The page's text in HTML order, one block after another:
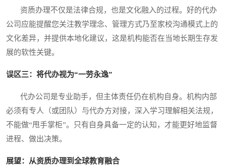
资质办理不仅是法律合规，也是文化融入的过程。好的代办
公司应能提醒您关注教学理念、管理方式乃至家校沟通模式上的
文化差异，并提供本地化建议，这是机构能否在当地长期生存发
展的软性关键。
误区三：将代办视为“一劳永逸”
代办公司是专业助手，但主体责任仍在机构自身。机构内部
必须有专人（或团队）与代办方对接，深入学习理解相关法规，
不能做“甩手掌柜”。只有自身具备一定的认知，才能更好地监督
进程、做出决策。
展望：从资质办理到全球教育融合